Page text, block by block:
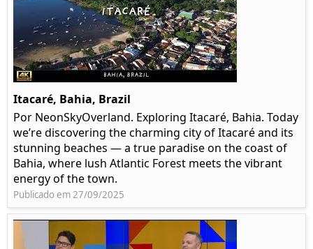
Itacaré, Bahia, Brazil
Por NeonSkyOverland. Exploring Itacaré, Bahia. Today
we’re discovering the charming city of Itacaré and its
stunning beaches — a true paradise on the coast of
Bahia, where lush Atlantic Forest meets the vibrant
energy of the town.
Publicado em 27/09/2025